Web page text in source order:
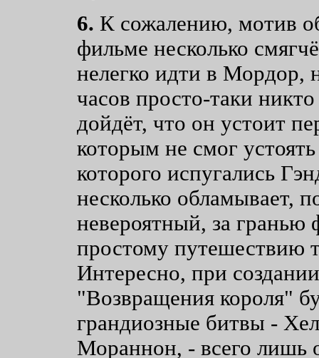
6. К сожалению, мотив
фильме несколько
нелегко идти в Мордор,
часов просто-таки
дойдёт, что он устоит
которым не смог
которого испугались
несколько обламывает,
невероятный, за гранью
простому путешествию
Интересно, при
"Возвращения короля"
грандиозные битвы -
Мораннон, - всего лишь